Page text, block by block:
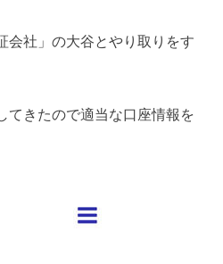
会社」の大谷とやり取りをす
てきたので適当な口座情報を